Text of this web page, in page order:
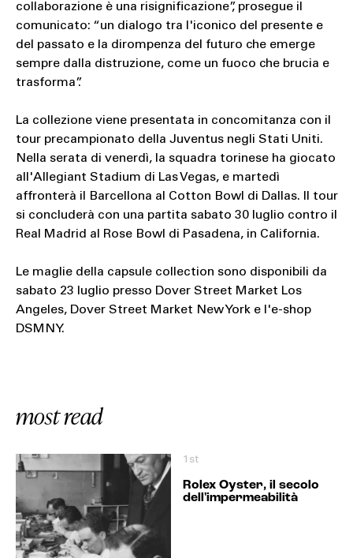
collaborazione è una risignificazione”, prosegue il
comunicato: “un dialogo tra l'iconico del presente e
del passato e la dirompenza del futuro che emerge
sempre dalla distruzione, come un fuoco che brucia e
trasforma”.
La collezione viene presentata in concomitanza con il
tour precampionato della Juventus negli Stati Uniti.
Nella serata di venerdì, la squadra torinese ha giocato
all'Allegiant Stadium di Las Vegas, e martedì
affronterà il Barcellona al Cotton Bowl di Dallas. Il tour
si concluderà con una partita sabato 30 luglio contro il
Real Madrid al Rose Bowl di Pasadena, in California.
Le maglie della capsule collection sono disponibili da
sabato 23 luglio presso Dover Street Market Los
Angeles, Dover Street Market New York e l'e-shop
DSMNY.
most read
1st
Rolex Oyster, il secolo
dell'impermeabilità